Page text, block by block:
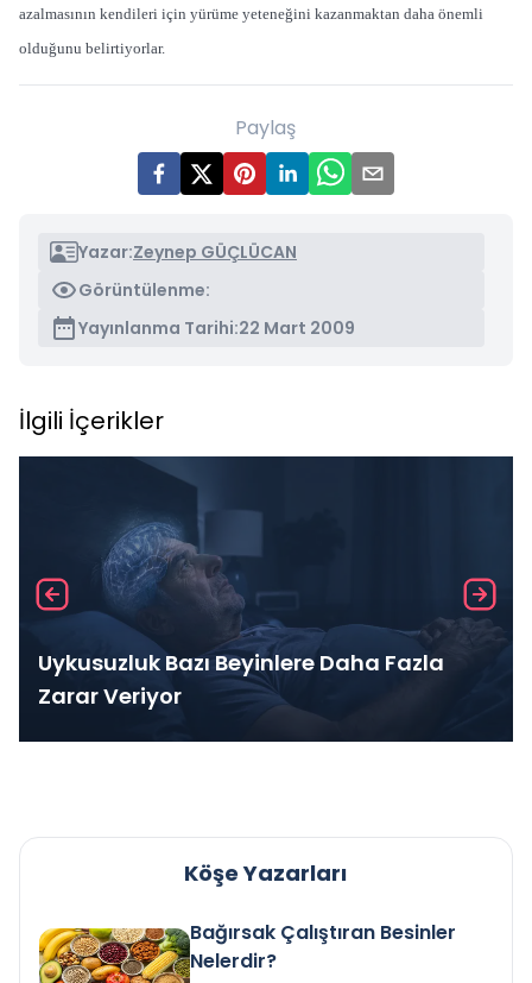
azalmasının kendileri için yürüme yeteneğini kazanmaktan daha önemli
olduğunu belirtiyorlar.
Paylaş
Yazar:Zeynep GÜÇLÜCAN
Görüntülenme:
Yayınlanma Tarihi:22 Mart 2009
İlgili İçerikler
Uykusuzluk Bazı Beyinlere Daha Fazla
Zarar Veriyor
Köşe Yazarları
Bağırsak Çalıştıran Besinler
Nelerdir?